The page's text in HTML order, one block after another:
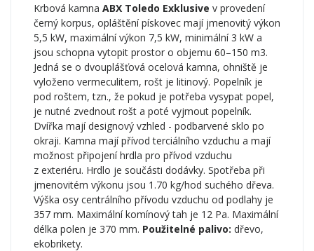
Krbová kamna ABX Toledo Exklusive v provedení
černý korpus, opláštění pískovec mají jmenovitý výkon
5,5 kW, maximální výkon 7,5 kW, minimální 3 kW a
jsou schopna vytopit prostor o objemu 60–150 m3.
Jedná se o dvouplášťová ocelová kamna, ohniště je
vyloženo vermeculitem, rošt je litinový. Popelník je
pod roštem, tzn., že pokud je potřeba vysypat popel,
je nutné zvednout rošt a poté vyjmout popelník.
Dvířka mají designový vzhled - podbarvené sklo po
okraji. Kamna mají přívod terciálního vzduchu a mají
možnost připojení hrdla pro přívod vzduchu
z exteriéru. Hrdlo je součásti dodávky. Spotřeba při
jmenovitém výkonu jsou 1.70 kg/hod suchého dřeva.
Výška osy centrálního přívodu vzduchu od podlahy je
357 mm. Maximální komínový tah je 12 Pa. Maximální
délka polen je 370 mm. Použitelné palivo: dřevo,
ekobrikety.